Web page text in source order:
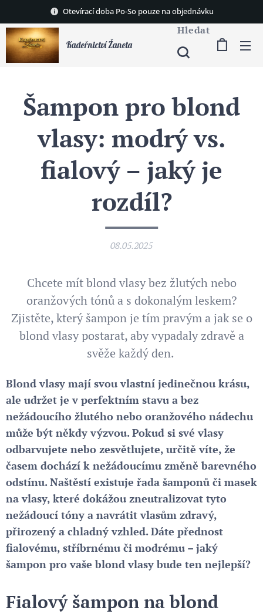
Otevírací doba Po-So pouze na objednávku
Kadeřnictví Žaneta
Hledat
Šampon pro blond
vlasy: modrý vs.
fialový – jaký je
rozdíl?
08.05.2025
Chcete mít blond vlasy bez žlutých nebo
oranžových tónů a s dokonalým leskem?
Zjistěte, který šampon je tím pravým a jak se o
blond vlasy postarat, aby vypadaly zdravě a
svěže každý den.
Blond vlasy mají svou vlastní jedinečnou krásu,
ale udržet je v perfektním stavu a bez
nežádoucího žlutého nebo oranžového nádechu
může být někdy výzvou. Pokud si své vlasy
odbarvujete nebo zesvětlujete, určitě víte, že
časem dochází k nežádoucímu změně barevného
odstínu. Naštěstí existuje řada šamponů či masek
na vlasy, které dokážou zneutralizovat tyto
nežádoucí tóny a navrátit vlasům zdravý,
přirozený a chladný vzhled. Dáte přednost
fialovému, stříbrnému či modrému – jaký
šampon pro vaše blond vlasy bude ten nejlepší?
Fialový šampon na blond